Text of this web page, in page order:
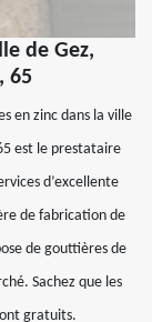
de Gez,
65
en zinc dans la ville
est le prestataire
d’excellente
de fabrication de
de gouttières de
Sachez que les
gratuits.